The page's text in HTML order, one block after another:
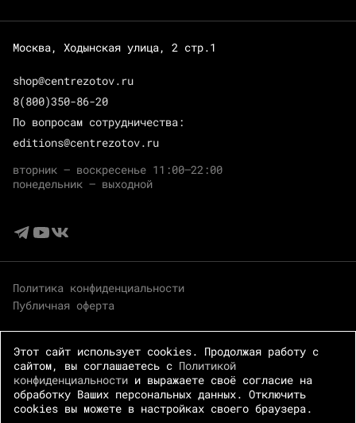
Москва, Ходынская улица, 2 стр.1
shop@centrezotov.ru
8(800)350-86-20
По вопросам сотрудничества:
editions@centrezotov.ru
вторник — воскресенье 11:00–22:00
понедельник — выходной
Политика конфиденциальности
Публичная оферта
Этот сайт использует cookies. Продолжая работу с
сайтом, вы соглашаетесь с Политикой
конфиденциальности и выражаете своё согласие на
обработку Ваших персональных данных. Отключить
cookies вы можете в настройках своего браузера.